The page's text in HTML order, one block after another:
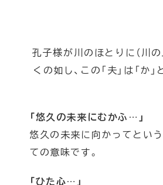
孔子様が川のほとりに（川
くの如し、この「夫」は「か
「悠久の未来にむかふ…」
悠久の未来に向かってとい
ての意味です。
「ひた心…」